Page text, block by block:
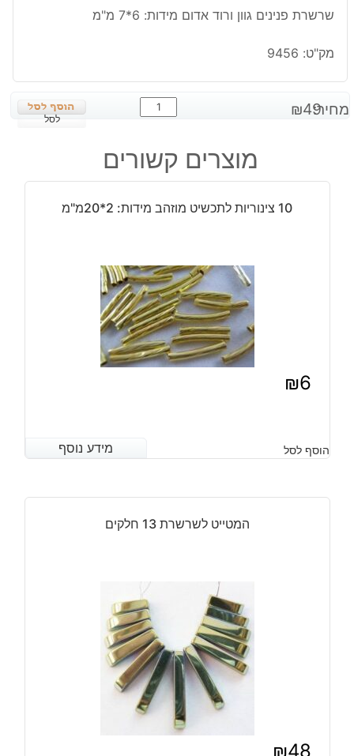
שרשרת פנינים גוון ורוד אדום מידות: 6*7 מ"מ
מק"ט: 9456
מחיר: ₪49
כמות
של
פנינים
גוון
אדום
מ"מ
לסל
מוצרים קשורים
10 צינוריות לתכשיט מוזהב מידות: 2*20מ"מ
₪6
מידע נוסף הוסף לסל מידע נוסף
המטייט לשרשרת 13 חלקים
₪48